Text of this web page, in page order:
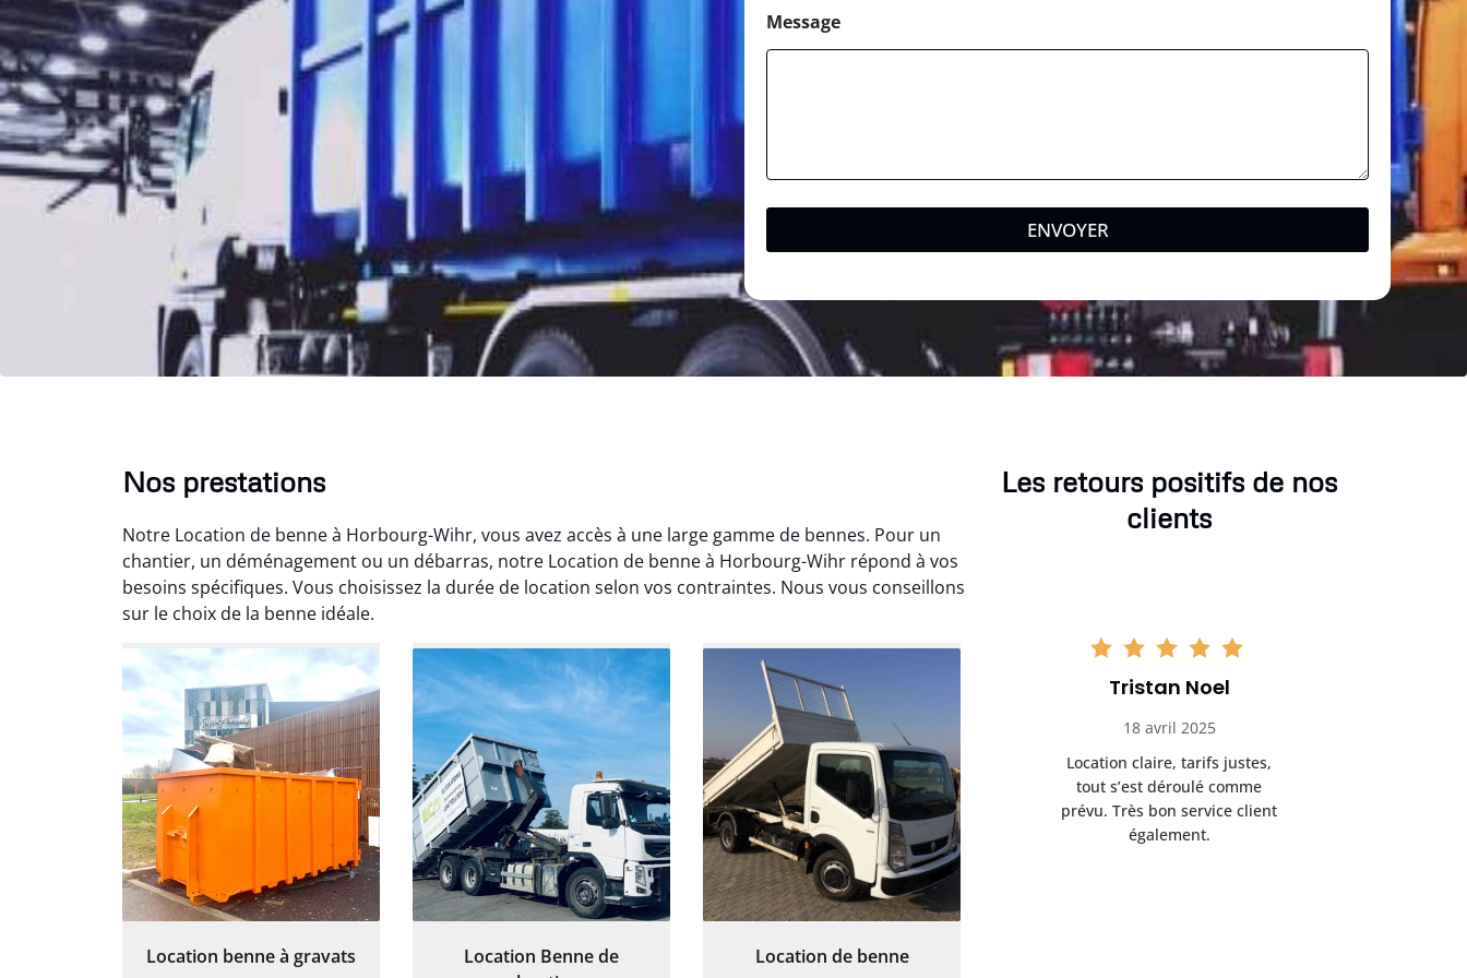
Message
ENVOYER
Nos prestations
Notre Location de benne à Horbourg-Wihr, vous avez accès à une large gamme de bennes. Pour un
chantier, un déménagement ou un débarras, notre Location de benne à Horbourg-Wihr répond à vos
besoins spécifiques. Vous choisissez la durée de location selon vos contraintes. Nous vous conseillons
sur le choix de la benne idéale.
Location benne à gravats
Location Benne de
Location de benne
Les retours positifs de nos
clients
Aurélie Bonnet
21 juin 2024
Le service de terrassement
jardin à Var était
exceptionnel. L'équipe a
travaillé de manière efficace
et professionnelle, laissant
notre jardin impeccable et
prêt pour notre nouveau
paysager.
Elisa Barreau
6 avril 2025
Parfait pour évacuer les
gravats de mon chantier.
Service rapide et efficace. Je
recommande sans
hésitation.
Tristan Noel
18 avril 2025
Location claire, tarifs justes,
tout s’est déroulé comme
prévu. Très bon service client
également.